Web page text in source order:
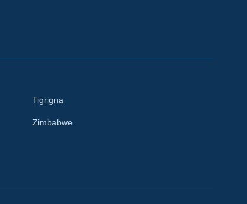
Tigrigna
Zimbabwe